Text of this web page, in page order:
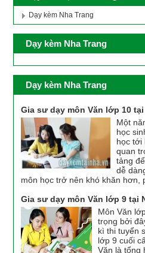
Dạy kèm Nha Trang
Dạy kèm Nha Trang
Dạy kèm Nha Trang
Gia sư dạy môn Văn lớp 10 tại
Một
học
học tới
quan
tảng
dễ
môn học trở nên khó khăn hơn,
Gia sư dạy môn Văn lớp 9 tại
Môn Văn
trọng bởi
kì thi tuyển
lớp 9 cuối
Văn là tổng